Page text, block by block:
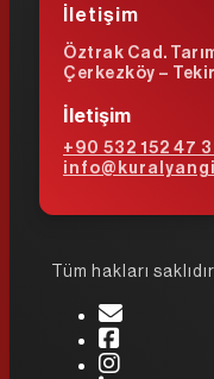
İletişim
Öztrak Cad.
Çerkezköy –
İletişim
+90 532 152 47
Tüm hakları